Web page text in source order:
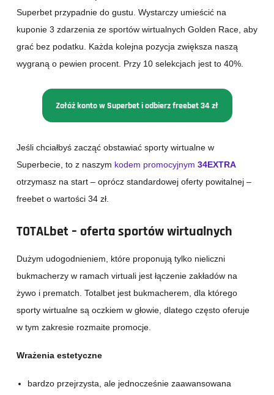
Superbet przypadnie do gustu. Wystarczy umieścić na
kuponie 3 zdarzenia ze sportów wirtualnych Golden Race, aby
grać bez podatku. Każda kolejna pozycja zwiększa naszą
wygraną o pewien procent. Przy 10 selekcjach jest to 40%.
Załóż konto w Superbet i odbierz freebet 34 zł
Jeśli chciałbyś zacząć obstawiać sporty wirtualne w
Superbecie, to z naszym kodem promocyjnym 34EXTRA
otrzymasz na start – oprócz standardowej oferty powitalnej –
freebet o wartości 34 zł.
TOTALbet – oferta sportów wirtualnych
Dużym udogodnieniem, które proponują tylko nieliczni
bukmacherzy w ramach virtuali jest łączenie zakładów na
żywo i prematch. Totalbet jest bukmacherem, dla którego
sporty wirtualne są oczkiem w głowie, dlatego często oferuje
w tym zakresie rozmaite promocje.
Wrażenia estetyczne
bardzo przejrzysta, ale jednocześnie zaawansowana